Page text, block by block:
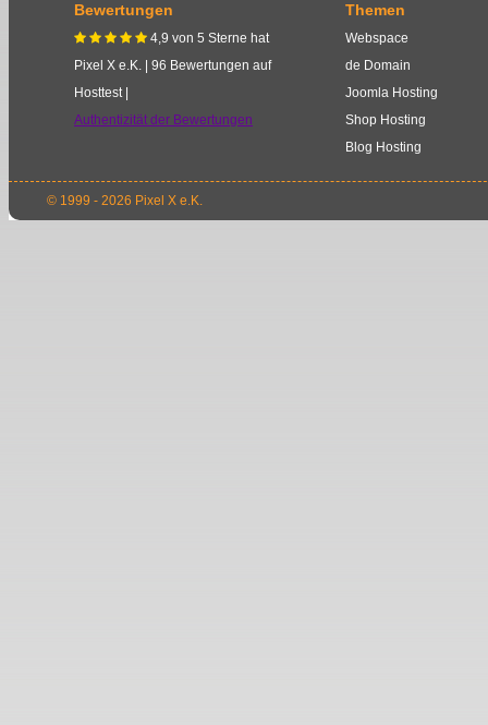
Bewertungen
     4,9 von 5 Sterne hat
Pixel X e.K.
96 Bewertungen auf
Hosttest |
Authentizität der Bewertungen
Themen
Webspace
de Domain
Joomla Hosting
Shop Hosting
Blog Hosting
© 1999 - 2026 Pixel X e.K.